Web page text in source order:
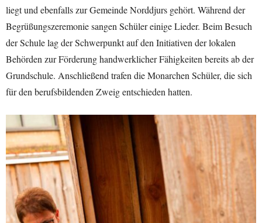
liegt und ebenfalls zur Gemeinde Norddjurs gehört. Während der
Begrüßungszeremonie sangen Schüler einige Lieder. Beim Besuch
der Schule lag der Schwerpunkt auf den Initiativen der lokalen
Behörden zur Förderung handwerklicher Fähigkeiten bereits ab der
Grundschule. Anschließend trafen die Monarchen Schüler, die sich
für den berufsbildenden Zweig entschieden hatten.